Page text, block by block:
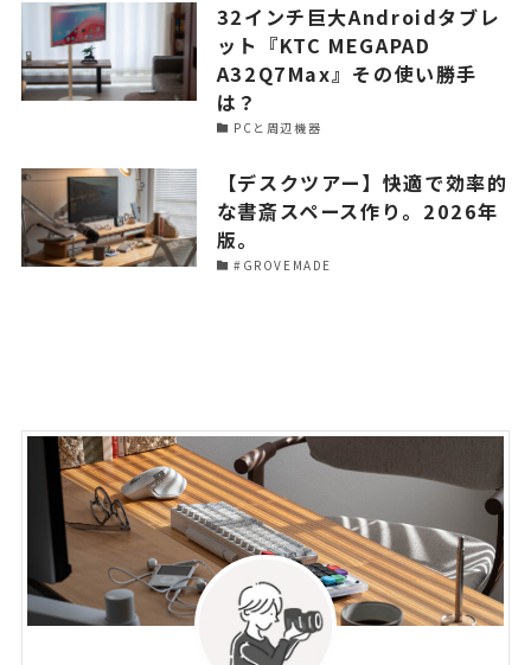
32インチ巨大Androidタブレ
ット『KTC MEGAPAD
A32Q7Max』その使い勝手
は？
PCと周辺機器
【デスクツアー】快適で効率的
な書斎スペース作り。2026年
版。
#GROVEMADE